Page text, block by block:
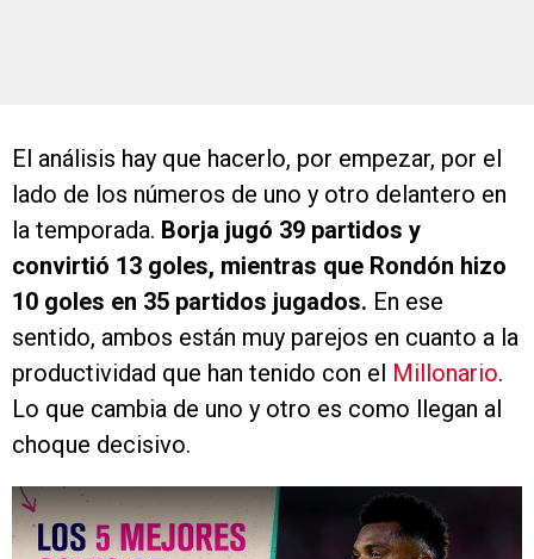
El análisis hay que hacerlo, por empezar, por el
lado de los números de uno y otro delantero en
la temporada. Borja jugó 39 partidos y
convirtió 13 goles, mientras que Rondón hizo
10 goles en 35 partidos jugados. En ese
sentido, ambos están muy parejos en cuanto a la
productividad que han tenido con el Millonario.
Lo que cambia de uno y otro es como llegan al
choque decisivo.